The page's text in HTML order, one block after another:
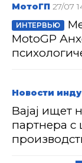
МотоГП 27/07
ИНТЕРВЬЮ
MotoGP
Новости
Bajaj ищет
партнера с